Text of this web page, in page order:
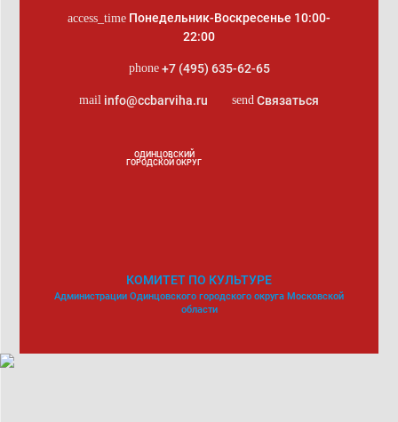
access_time Понедельник-Воскресенье 10:00-
22:00
phone +7 (495) 635-62-65
mail info@ccbarviha.ru send Связаться
ОДИНЦОВСКИЙ
ГОРОДСКОЙ ОКРУГ
КОМИТЕТ ПО КУЛЬТУРЕ
Администрации Одинцовского городского округа Московской
области